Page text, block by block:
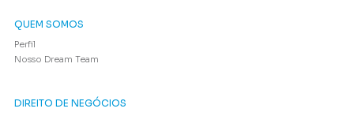
QUEM SOMOS
Perfil
Nosso Dream Team
DIREITO DE NEGÓCIOS